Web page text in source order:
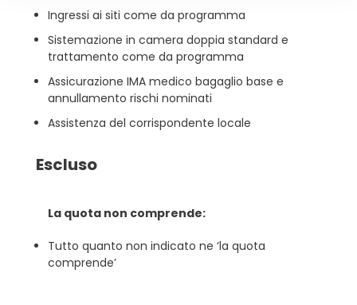
Ingressi ai siti come da programma
Sistemazione in camera doppia standard e
trattamento come da programma
Assicurazione IMA medico bagaglio base e
annullamento rischi nominati
Assistenza del corrispondente locale
Escluso
La quota non comprende:
Tutto quanto non indicato ne ‘la quota
comprende’